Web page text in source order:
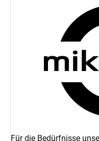
Für die Bedürfnisse